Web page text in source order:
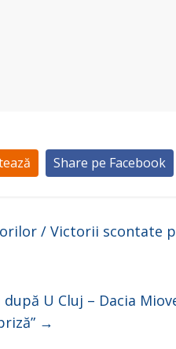
Share pe Facebook
/ Victorii scontate
după U Cluj – Dacia
→